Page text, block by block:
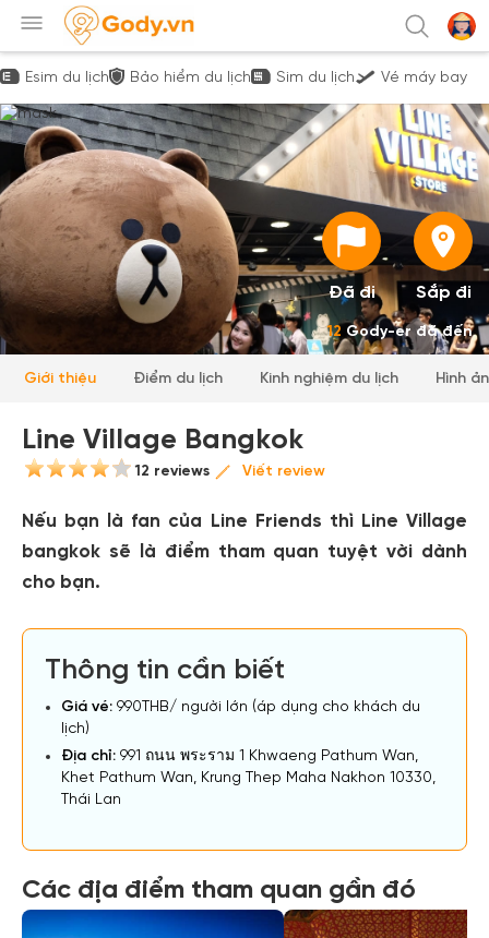
Esim du lịch Bảo hiểm du lịch Sim du lịch Vé máy bay
Đã đi Sắp đi
12 Gody-er đã đến
Giới thiệu Điểm du lịch Kinh nghiệm du lịch Hình
Line Village Bangkok
12 reviews Viết review
Nếu bạn là fan của Line Friends thì Line Village
bangkok sẽ là điểm tham quan tuyệt vời dành
cho bạn.
Thông tin cần biết
Giá vé: 990THB/ người lớn (áp dụng cho khách du
lịch)
Địa chỉ: 991 ถนน พระราม 1 Khwaeng Pathum Wan,
Khet Pathum Wan, Krung Thep Maha Nakhon 10330,
Thái Lan
Các địa điểm tham quan gần đó